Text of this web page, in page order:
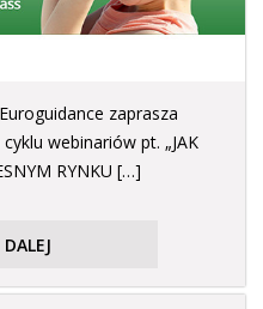
zaprasza
webinariów pt. „JAK
RYNKU […]